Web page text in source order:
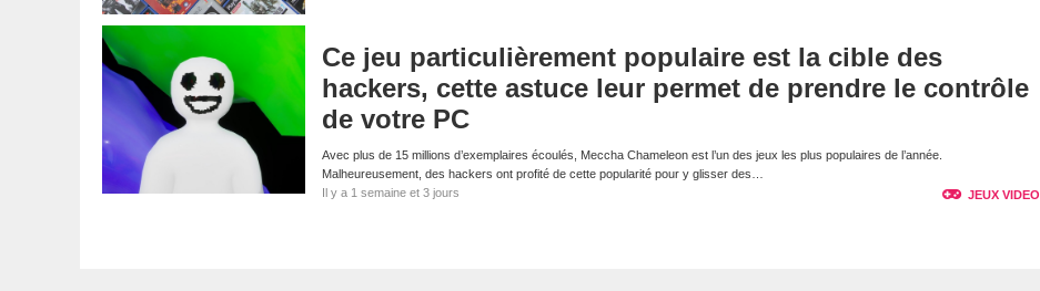
Ce jeu particulièrement populaire est la cible des
hackers, cette astuce leur permet de prendre le contrôle
de votre PC
Avec plus de 15 millions d’exemplaires écoulés, Meccha Chameleon est l’un des jeux les plus populaires de l’année.
Malheureusement, des hackers ont profité de cette popularité pour y glisser des…
Il y a 1 semaine et 3 jours
JEUX VIDEO